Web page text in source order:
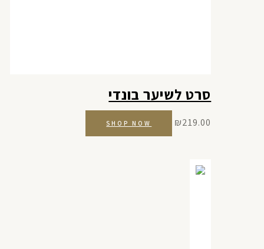
סרט לשיער בונדי
₪219.00
SHOP NOW